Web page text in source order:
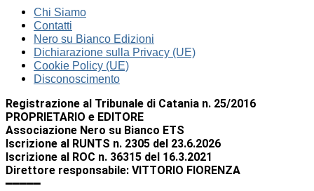
Chi Siamo
Contatti
Nero su Bianco Edizioni
Dichiarazione sulla Privacy (UE)
Cookie Policy (UE)
Disconoscimento
Registrazione al Tribunale di Catania n. 25/2016
PROPRIETARIO e EDITORE
Associazione Nero su Bianco ETS
Iscrizione al RUNTS n. 2305 del 23.6.2026
Iscrizione al ROC n. 36315 del 16.3.2021
Direttore responsabile: VITTORIO FIORENZA
━━━━━